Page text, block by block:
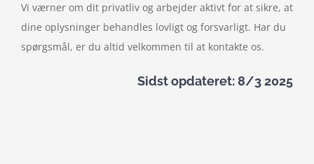
Vi værner om dit privatliv og arbejder aktivt for at sikre, at
dine oplysninger behandles lovligt og forsvarligt. Har du
spørgsmål, er du altid velkommen til at kontakte os.
Sidst opdateret: 8/3 2025